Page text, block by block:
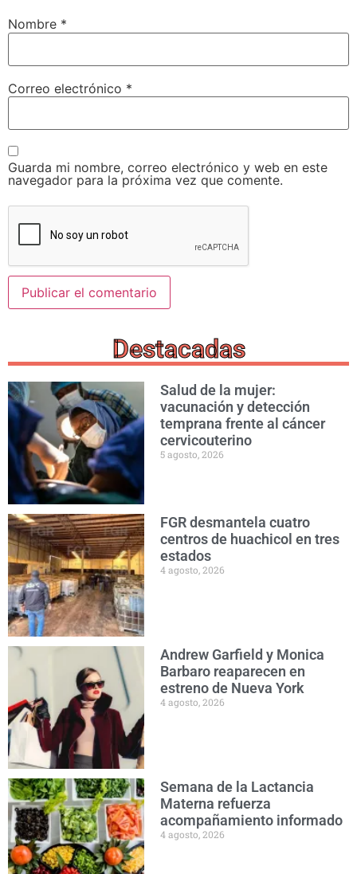
Nombre *
Correo electrónico *
Guarda mi nombre, correo electrónico y web en este
navegador para la próxima vez que comente.
Destacadas
Salud de la mujer:
vacunación y detección
temprana frente al cáncer
cervicouterino
5 agosto, 2026
FGR desmantela cuatro
centros de huachicol en tres
estados
4 agosto, 2026
Andrew Garfield y Monica
Barbaro reaparecen en
estreno de Nueva York
4 agosto, 2026
Semana de la Lactancia
Materna refuerza
acompañamiento informado
4 agosto, 2026